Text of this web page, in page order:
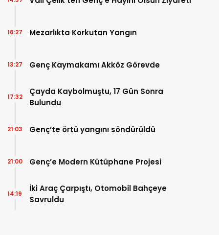
Mezarlıkta Korkutan Yangın
16:27
Genç Kaymakamı Akköz Görevde
13:27
Çayda Kaybolmuştu, 17 Gün Sonra
Bulundu
17:32
Genç’te örtü yangını söndürüldü
21:03
Genç’e Modern Kütüphane Projesi
21:00
İki Araç Çarpıştı, Otomobil Bahçeye
Savruldu
14:19